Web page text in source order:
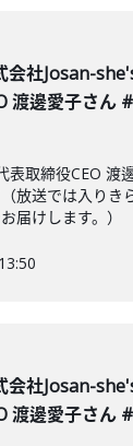
会社Josan-
渡邊愛子さん
表取締役CEO 渡
放送では入りき
届けします。）
会社Josan-
渡邊愛子さん